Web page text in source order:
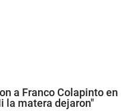
a Franco Colapinto en
la matera dejaron"